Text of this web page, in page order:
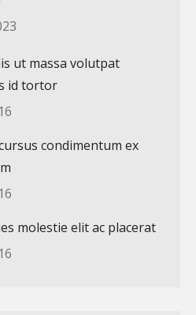
ut massa volutpat
id tortor
condimentum ex
molestie elit ac placerat